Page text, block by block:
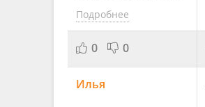
Подробнее
0 0
Илья